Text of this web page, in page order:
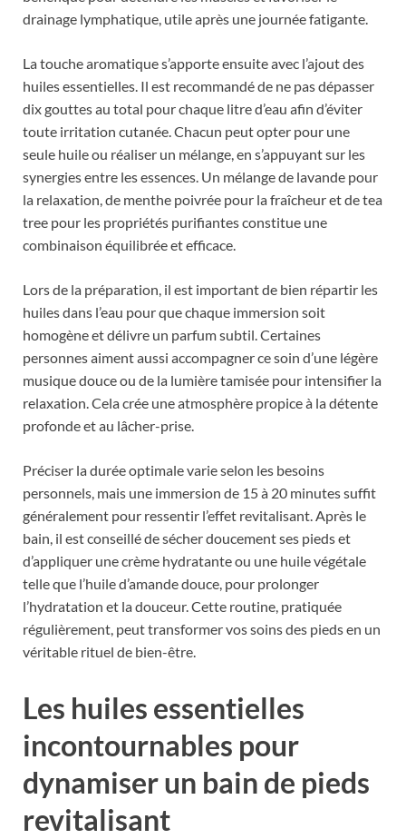
drainage lymphatique, utile après une journée fatigante.
La touche aromatique s’apporte ensuite avec l’ajout des
huiles essentielles. Il est recommandé de ne pas dépasser
dix gouttes au total pour chaque litre d’eau afin d’éviter
toute irritation cutanée. Chacun peut opter pour une
seule huile ou réaliser un mélange, en s’appuyant sur les
synergies entre les essences. Un mélange de lavande pour
la relaxation, de menthe poivrée pour la fraîcheur et de tea
tree pour les propriétés purifiantes constitue une
combinaison équilibrée et efficace.
Lors de la préparation, il est important de bien répartir les
huiles dans l’eau pour que chaque immersion soit
homogène et délivre un parfum subtil. Certaines
personnes aiment aussi accompagner ce soin d’une légère
musique douce ou de la lumière tamisée pour intensifier la
relaxation. Cela crée une atmosphère propice à la détente
profonde et au lâcher-prise.
Préciser la durée optimale varie selon les besoins
personnels, mais une immersion de 15 à 20 minutes suffit
généralement pour ressentir l’effet revitalisant. Après le
bain, il est conseillé de sécher doucement ses pieds et
d’appliquer une crème hydratante ou une huile végétale
telle que l’huile d’amande douce, pour prolonger
l’hydratation et la douceur. Cette routine, pratiquée
régulièrement, peut transformer vos soins des pieds en un
véritable rituel de bien-être.
Les huiles essentielles
incontournables pour
dynamiser un bain de pieds
revitalisant